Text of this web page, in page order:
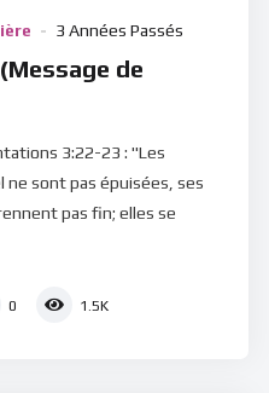
3 Années Passés
de
3:22-23 : "Les
sont pas épuisées, ses
pas fin; elles se
0 1.5K